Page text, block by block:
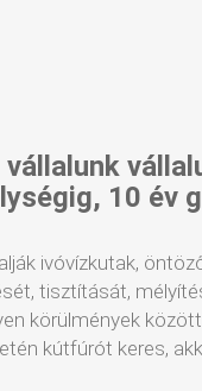
10 év
ivóvízkutak,
tisztítását,
körülmények
kútfúrót keres,